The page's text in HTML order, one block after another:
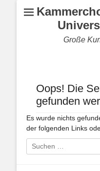
Große
Oops! Die
gefunden
Es wurde nichts
der folgenden Links
Suche
nach: